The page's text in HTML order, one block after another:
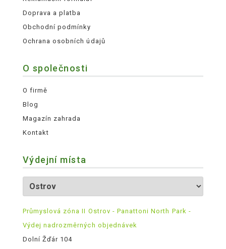
Doprava a platba
Obchodní podmínky
Ochrana osobních údajů
O společnosti
O firmě
Blog
Magazín zahrada
Kontakt
Výdejní místa
Průmyslová zóna II Ostrov - Panattoni North Park -
Výdej nadrozměrných objednávek
Dolní Žďár 104